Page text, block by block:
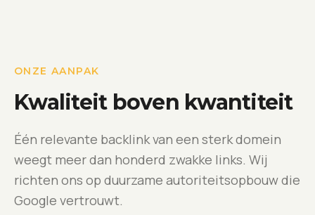
ONZE AANPAK
Kwaliteit boven kwantiteit
Één relevante backlink van een sterk domein
weegt meer dan honderd zwakke links. Wij
richten ons op duurzame autoriteitsopbouw die
Google vertrouwt.